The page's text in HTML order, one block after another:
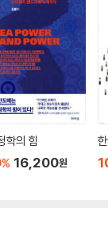
학의 힘
% 16,200원